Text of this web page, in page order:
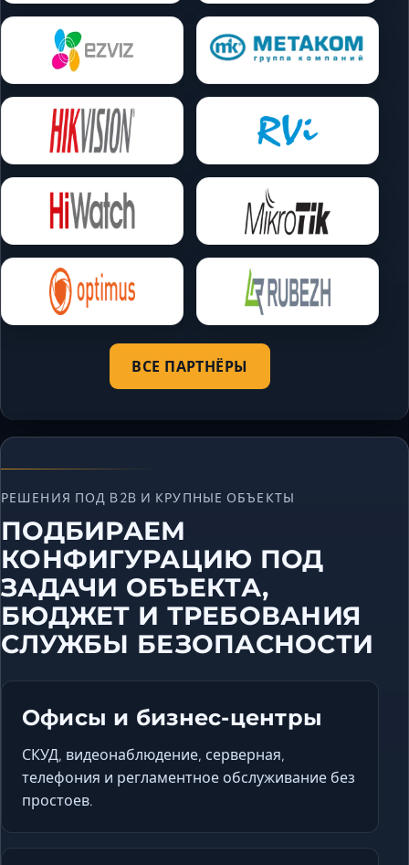
ВСЕ ПАРТНЁРЫ
РЕШЕНИЯ ПОД B2B И КРУПНЫЕ ОБЪЕКТЫ
ПОДБИРАЕМ
КОНФИГУРАЦИЮ ПОД
ЗАДАЧИ ОБЪЕКТА,
БЮДЖЕТ И ТРЕБОВАНИЯ
СЛУЖБЫ БЕЗОПАСНОСТИ
Офисы и бизнес-центры
СКУД, видеонаблюдение, серверная,
телефония и регламентное обслуживание без
простоев.